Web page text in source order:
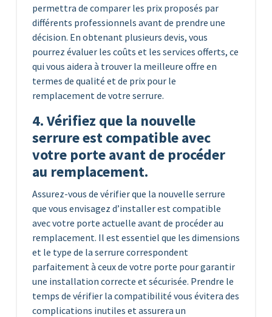
permettra de comparer les prix proposés par
différents professionnels avant de prendre une
décision. En obtenant plusieurs devis, vous
pourrez évaluer les coûts et les services offerts, ce
qui vous aidera à trouver la meilleure offre en
termes de qualité et de prix pour le
remplacement de votre serrure.
4. Vérifiez que la nouvelle
serrure est compatible avec
votre porte avant de procéder
au remplacement.
Assurez-vous de vérifier que la nouvelle serrure
que vous envisagez d’installer est compatible
avec votre porte actuelle avant de procéder au
remplacement. Il est essentiel que les dimensions
et le type de la serrure correspondent
parfaitement à ceux de votre porte pour garantir
une installation correcte et sécurisée. Prendre le
temps de vérifier la compatibilité vous évitera des
complications inutiles et assurera un